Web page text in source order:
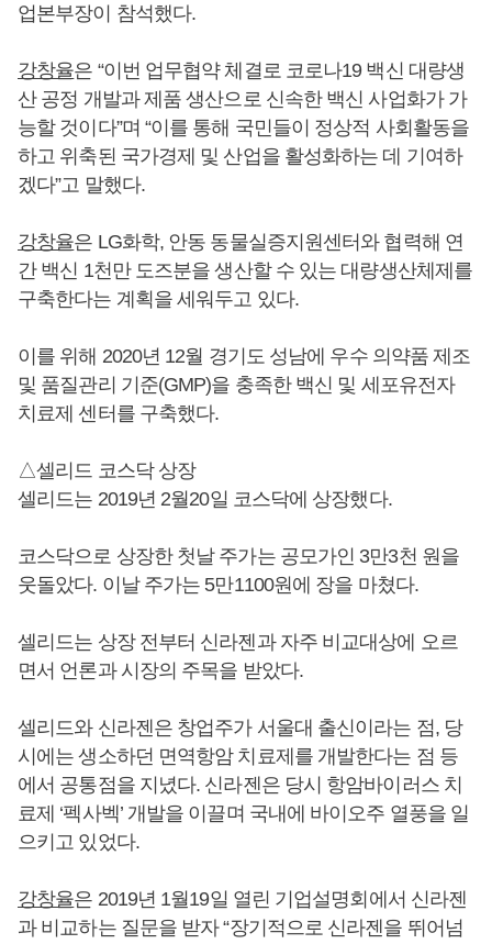
업본부장이 참석했다.
강창율은 “이번 업무협약 체결로 코로나19 백신 대량생
산 공정 개발과 제품 생산으로 신속한 백신 사업화가 가
능할 것이다”며 “이를 통해 국민들이 정상적 사회활동을
하고 위축된 국가경제 및 산업을 활성화하는 데 기여하
겠다”고 말했다.
강창율은 LG화학, 안동 동물실증지원센터와 협력해 연
간 백신 1천만 도즈분을 생산할 수 있는 대량생산체제를
구축한다는 계획을 세워두고 있다.
이를 위해 2020년 12월 경기도 성남에 우수 의약품 제조
및 품질관리 기준(GMP)을 충족한 백신 및 세포유전자
치료제 센터를 구축했다.
△셀리드 코스닥 상장
셀리드는 2019년 2월20일 코스닥에 상장했다.
코스닥으로 상장한 첫날 주가는 공모가인 3만3천 원을
웃돌았다. 이날 주가는 5만1100원에 장을 마쳤다.
셀리드는 상장 전부터 신라젠과 자주 비교대상에 오르
면서 언론과 시장의 주목을 받았다.
셀리드와 신라젠은 창업주가 서울대 출신이라는 점, 당
시에는 생소하던 면역항암 치료제를 개발한다는 점 등
에서 공통점을 지녔다. 신라젠은 당시 항암바이러스 치
료제 ‘펙사벡’ 개발을 이끌며 국내에 바이오주 열풍을 일
으키고 있었다.
강창율은 2019년 1월19일 열린 기업설명회에서 신라젠
과 비교하는 질문을 받자 “장기적으로 신라젠을 뛰어넘